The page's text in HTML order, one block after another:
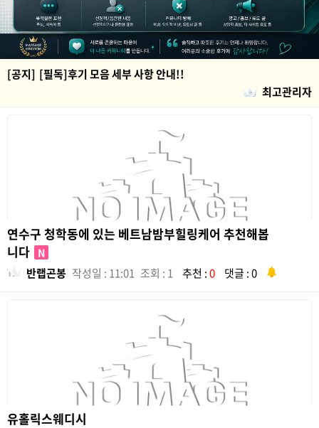
[공지] [필독]후기 모음 세부 사항 안내!!
최고관리자
연수구 청학동에 있는 베트남밤부힐링케어 추천해봅
니다 N
반랩곤봉 작성일 : 11:01 조회 : 1 추천 :0 댓글 : 0
유홀릭스웨디시